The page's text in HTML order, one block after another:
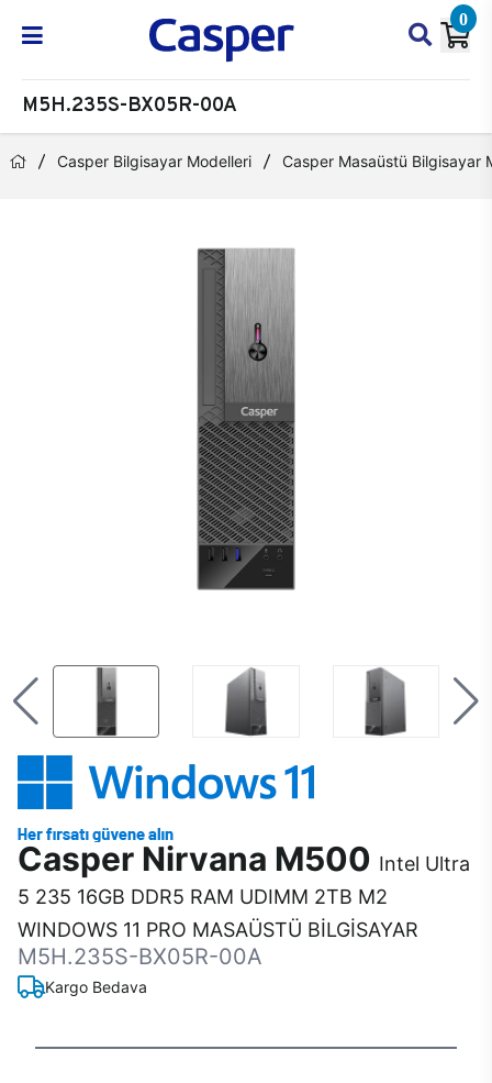
0
M5H.235S-BX05R-00A
Casper Bilgisayar Modelleri Casper Masaüstü Bilgisayar
Casper Nirvana M500 Intel Ultra
5 235 16GB DDR5 RAM UDIMM 2TB M2
WINDOWS 11 PRO MASAÜSTÜ BİLGİSAYAR
M5H.235S-BX05R-00A
Kargo Bedava